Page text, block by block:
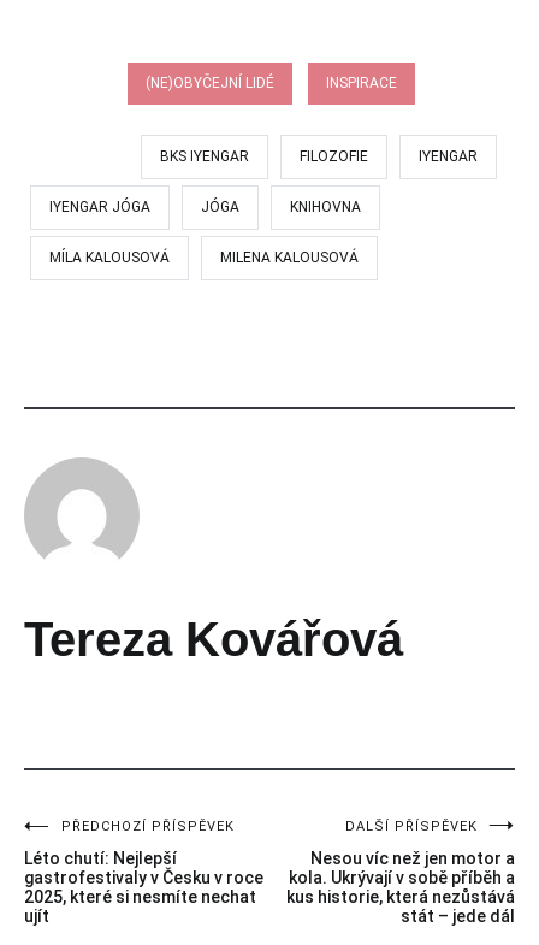
(NE)OBYČEJNÍ LIDÉ INSPIRACE
BKS IYENGAR FILOZOFIE IYENGAR
IYENGAR JÓGA JÓGA KNIHOVNA
MÍLA KALOUSOVÁ MILENA KALOUSOVÁ
Tereza Kovářová
Navigace
pro
příspěvek
PŘEDCHOZÍ PŘÍSPĚVEK
Léto chutí: Nejlepší
gastrofestivaly v Česku v roce
2025, které si nesmíte nechat
ujít
DALŠÍ PŘÍSPĚVEK
Nesou víc než jen motor a
kola. Ukrývají v sobě příběh a
kus historie, která nezůstává
stát – jede dál